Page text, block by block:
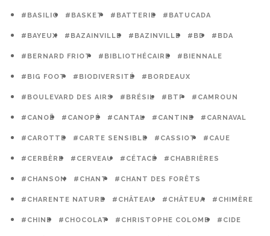
#BASILIC #BASKET #BATTERIE #BATUCADA
#BAYEUX #BAZAINVILLE #BAZINVILLE #BD #BDA
#BERNARD FRIOT #BIBLIOTHÉCAIRE #BIENNALE
#BIG FOOT #BIODIVERSITÉ #BORDEAUX
#BOULEVARD DES AIRS #BRÉSIL #BTP #CAMROUN
#CANOË #CANOPÉ #CANTAL #CANTINE #CARNAVAL
#CAROTTE #CARTE SENSIBLE #CASSIOT #CAUE
#CERBÈRE #CERVEAU #CÉTACÉ #CHABRIÈRES
#CHANSON #CHANT #CHANT DES FORÊTS
#CHARENTE NATURE #CHÂTEAU #CHÂTEUA #CHIMÈRE
#CHINE #CHOCOLAT #CHRISTOPHE COLOMB #CIDE